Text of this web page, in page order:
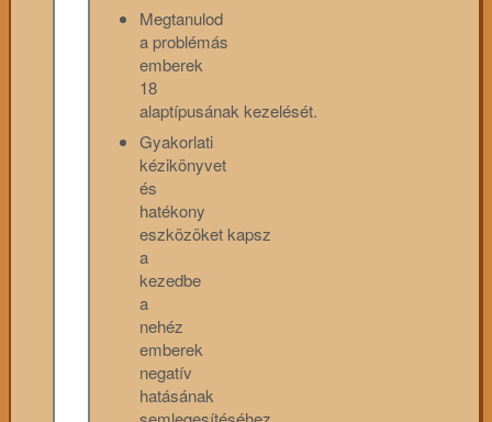
Megtanulod
a problémás
emberek
18
alaptípusának kezelését.
Gyakorlati
kézikönyvet
és
hatékony
eszközöket kapsz
a
kezedbe
a
nehéz
emberek
negatív
hatásának